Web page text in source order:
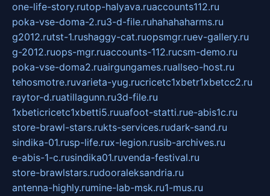
one-life-story.rutop-halyava.ruaccounts112.ru
poka-vse-doma-2.ru3-d-file.ruhahahaharms.ru
g2012.rutst-1.rushaggy-cat.ruopsmgr.ruev-gallery.ru
g-2012.ruops-mgr.ruaccounts-112.rucsm-demo.ru
poka-vse-doma2.ruairgungames.ruallseo-host.ru
tehosmotre.ruvarieta-yug.rucricetc1xbetr1xbetcc2.ru
raytor-d.ruatillagunn.ru3d-file.ru
1xbeticricetc1xbetti5.ruuafoot-statti.rue-abis1c.ru
store-brawl-stars.rukts-services.rudark-sand.ru
sindika-01.rusp-life.rux-legion.rusib-archives.ru
e-abis-1-c.rusindika01.ruvenda-festival.ru
store-brawlstars.rudooraleksandria.ru
antenna-highly.rumine-lab-msk.ru1-mus.ru